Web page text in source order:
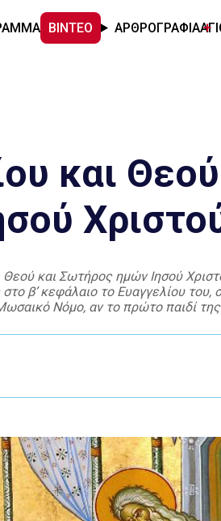
ΒΙΝΤΕΟ ΑΡΘΡΟΓΡΑΦΙΑ
και Θεού
και Σωτήρος ημών Ιησού
β’ κεφάλαιο το Ευαγγελίου του,
Νόμο, αν το πρώτο παιδί της